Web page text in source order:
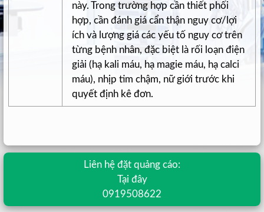
này. Trong trường hợp cần thiết phối
hợp, cần đánh giá cẩn thận nguy cơ/lợi
ích và lượng giá các yếu tố nguy cơ trên
từng bệnh nhân, đặc biệt là rối loạn điện
giải (hạ kali máu, hạ magie máu, hạ calci
máu), nhịp tim chậm, nữ giới trước khi
quyết định kê đơn.
Liên hệ đặt quảng cáo:
Tại đây
0919508622